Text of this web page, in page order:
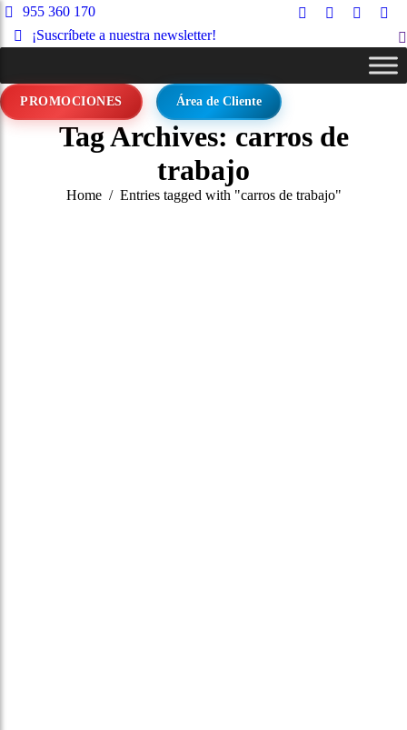
955 360 170
¡Suscríbete a nuestra newsletter!
Facebook
in
window
Instagram
in
window
X
opens
in
in
PROMOCIONES Área de Cliente
Tag Archives:carros de
trabajo
You are here:
Home Entries tagged with "carros de trabajo"